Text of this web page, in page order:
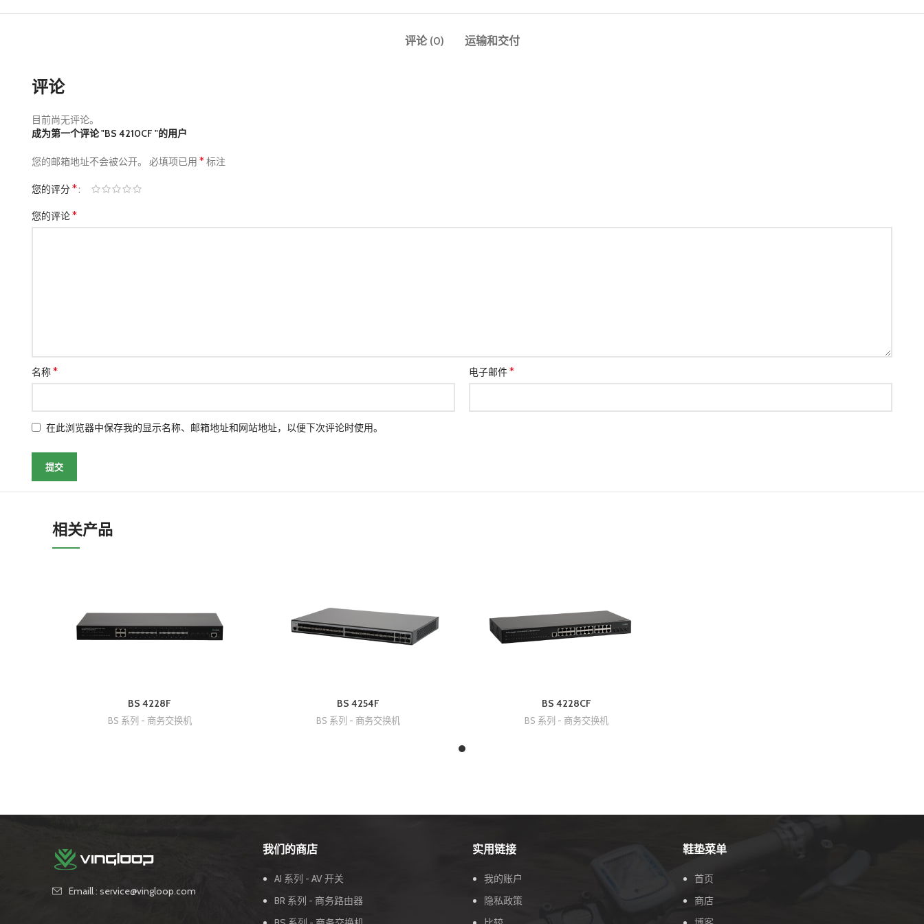
评论 (0) 运输和交付
评论
目前尚无评论。
成为第一个评论 "BS 4210CF "的用户
您的邮箱地址不会被公开。 必填项已用 *标注
您的评分*
您的评论*
名称* 电子邮件*
在此浏览器中保存我的显示名称、邮箱地址和网站地址，以便下次评论时使用。
相关产品
BS 4228F
BS 系列 - 商务交换机
BS 4254F
BS 系列 - 商务交换机
BS 4228CF
BS 系列 - 商务交换机
Emaill : service@vingloop.com
我们的商店
AI 系列 - AV 开关
BR 系列 - 商务路由器
实用链接
我的账户
隐私政策
鞋垫菜单
首页
商店